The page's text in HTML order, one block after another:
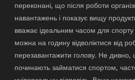
переконані, що після роботи
навантажень і показує вищу
вважає ідеальним часом для
можна на годину відволіктися від
перезавантажити голову. Не дивно,
починають займатися спортом,